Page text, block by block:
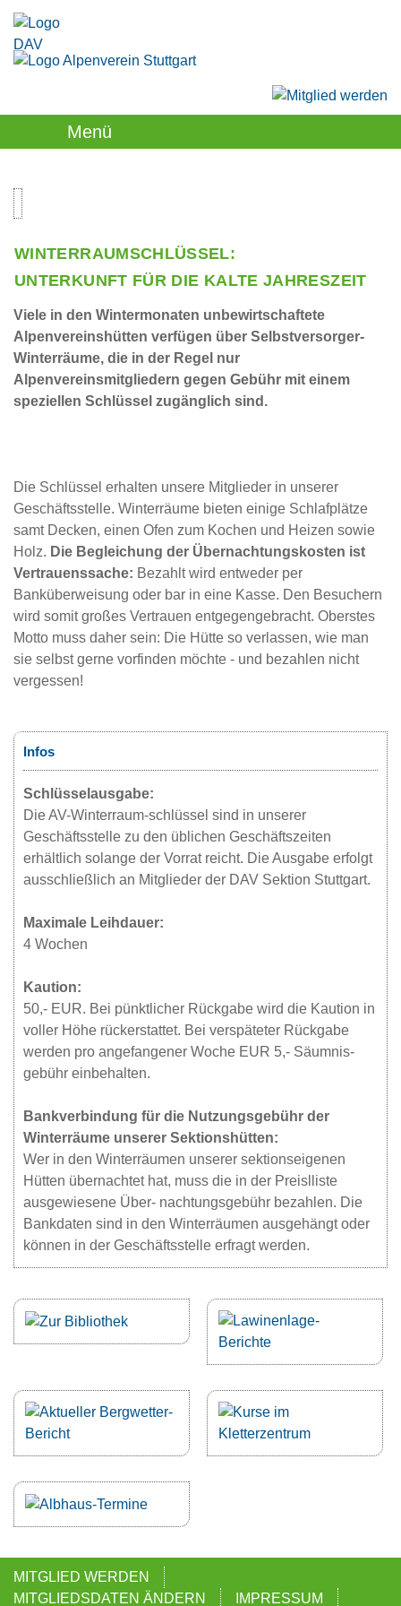
Menü
Infos
Schlüsselausgabe:
Die AV-Winterraum-schlüssel sind in unserer
Geschäftsstelle zu den üblichen Geschäftszeiten
erhältlich solange der Vorrat reicht. Die Ausgabe erfolgt
ausschließlich an Mitglieder der DAV Sektion Stuttgart.
Maximale Leihdauer:
4 Wochen
Kaution:
50,- EUR. Bei pünktlicher Rückgabe wird die Kaution in
voller Höhe rückerstattet. Bei verspäteter Rückgabe
werden pro angefangener Woche EUR 5,- Säumnis-
gebühr einbehalten.
Bankverbindung für die Nutzungsgebühr der
Winterräume unserer Sektionshütten:
Wer in den Winterräumen unserer sektionseigenen
Hütten übernachtet hat, muss die in der Preislliste
ausgewiesene Über- nachtungsgebühr bezahlen. Die
Bankdaten sind in den Winterräumen ausgehängt oder
können in der Geschäftsstelle erfragt werden.
WINTERRAUMSCHLÜSSEL:
UNTERKUNFT FÜR DIE KALTE JAHRESZEIT
Viele in den Wintermonaten unbewirtschaftete
Alpenvereinshütten verfügen über Selbstversorger-
Winterräume, die in der Regel nur
Alpenvereinsmitgliedern gegen Gebühr mit einem
speziellen Schlüssel zugänglich sind.
Die Schlüssel erhalten unsere Mitglieder in unserer
Geschäftsstelle. Winterräume bieten einige Schlafplätze
samt Decken, einen Ofen zum Kochen und Heizen sowie
Holz. Die Begleichung der Übernachtungskosten ist
Vertrauenssache: Bezahlt wird entweder per
Banküberweisung oder bar in eine Kasse. Den Besuchern
wird somit großes Vertrauen entgegengebracht. Oberstes
Motto muss daher sein: Die Hütte so verlassen, wie man
sie selbst gerne vorfinden möchte - und bezahlen nicht
vergessen!
NAVIGATION
ÜBERSPRINGEN
MITGLIED WERDEN
MITGLIEDSDATEN ÄNDERN
IMPRESSUM